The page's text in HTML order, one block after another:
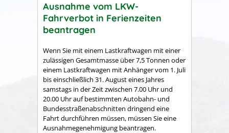
Ausnahme vom LKW-
Fahrverbot in Ferienzeiten
beantragen
Wenn Sie mit einem Lastkraftwagen mit einer
zulässigen Gesamtmasse über 7,5 Tonnen oder
einem Lastkraftwagen mit Anhänger vom 1. Juli
bis einschließlich 31. August eines Jahres
samstags in der Zeit zwischen 7.00 Uhr und
20.00 Uhr auf bestimmten Autobahn- und
Bundesstraßenabschnitten dringend eine
Fahrt durchführen müssen, müssen Sie eine
Ausnahmegenehmigung beantragen.